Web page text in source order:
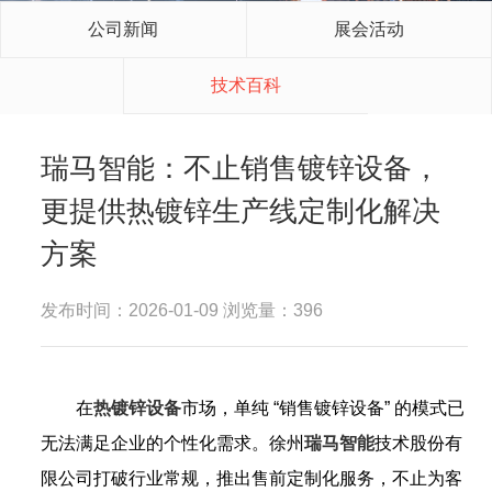
公司新闻 展会活动
技术百科
瑞马智能：不止销售镀锌设备，
更提供热镀锌生产线定制化解决
方案
发布时间：2026-01-09 浏览量：396
在热镀锌设备市场，单纯 “销售镀锌设备” 的模式已
无法满足企业的个性化需求。徐州瑞马智能技术股份有
限公司打破行业常规，推出售前定制化服务，不止为客